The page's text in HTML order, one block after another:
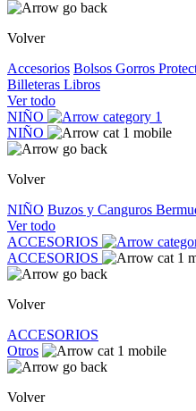
Volver
Accesorios Bolsos Gorros
Billeteras Libros
Ver todo
NIÑO
NIÑO
Volver
NIÑO Buzos y Canguros
Ver todo
ACCESORIOS
ACCESORIOS
Volver
ACCESORIOS
Otros
Volver